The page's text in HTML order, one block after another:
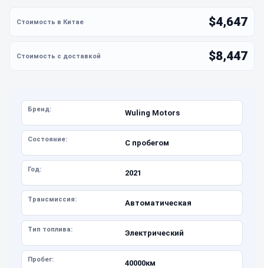
$4,647
$8,447
Бренд: Wuling Motors
Состояние: С пробегом
Год: 2021
Трансмиссия: Автоматическая
Тип топлива: Электрический
Пробег: 40000км